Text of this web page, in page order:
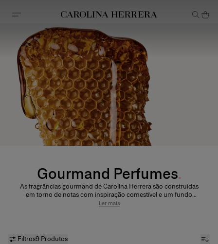
Declaração de acessibilidade
Gourmand Perfumes
As fragrâncias gourmand de Carolina Herrera são construídas
em torno de notas com inspiração comestível e um fundo
quente e de longa duração. Em nossa coleção, as assinaturas
madeiras, almíscares, âmbar ou notas florais para manter a
Ler mais
Filtros9 Produtos